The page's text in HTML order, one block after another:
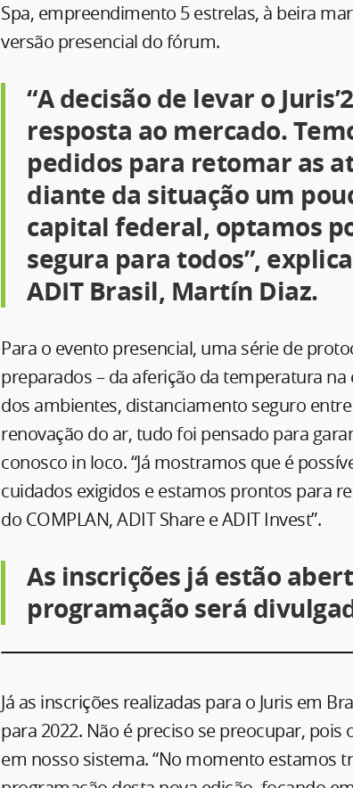
Spa, empreendimento 5 estrelas, à beira
versão presencial do fórum.
“A decisão de levar o
resposta ao mercado.
pedidos para retomar as
diante da situação um
capital federal, optamos
segura para todos”,
ADIT Brasil, Martín Diaz.
Para o evento presencial, uma série de
preparados – da aferição da temperatura
dos ambientes, distanciamento seguro
renovação do ar, tudo foi pensado para
conosco in loco. “Já mostramos que é
cuidados exigidos e estamos prontos para
do COMPLAN, ADIT Share e ADIT Invest”.
As inscrições já estão
programação será
Já as inscrições realizadas para o Juris em
para 2022. Não é preciso se preocupar,
em nosso sistema. “No momento estamos